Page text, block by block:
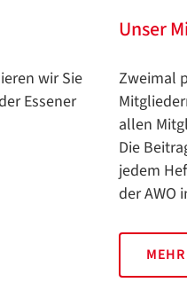
wir Sie
Essener
Unser
Zweimal
allen
Die
jedem
der AWO